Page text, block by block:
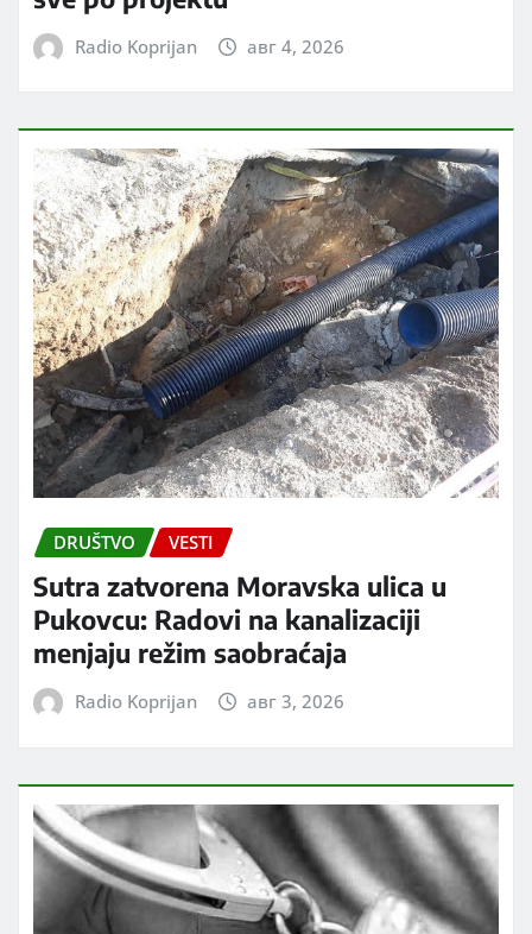
Radio Koprijan авг 4, 2026
DRUŠTVO VESTI
Sutra zatvorena Moravska ulica u
Pukovcu: Radovi na kanalizaciji
menjaju režim saobraćaja
Radio Koprijan авг 3, 2026